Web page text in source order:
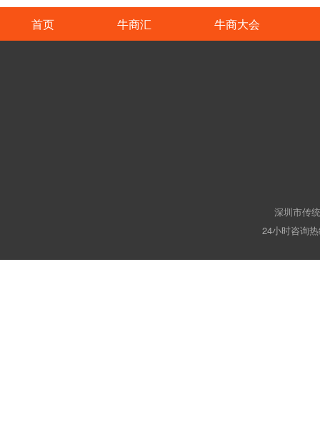
首页 牛商汇 牛商大会
深圳市传
24小时咨询